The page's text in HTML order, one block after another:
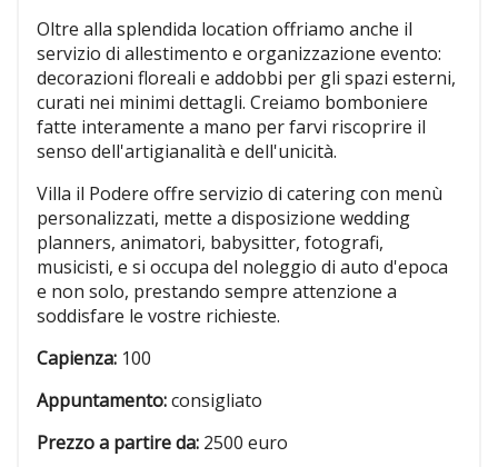
Oltre alla splendida location offriamo anche il
servizio di allestimento e organizzazione evento:
decorazioni floreali e addobbi per gli spazi esterni,
curati nei minimi dettagli. Creiamo bomboniere
fatte interamente a mano per farvi riscoprire il
senso dell'artigianalità e dell'unicità.
Villa il Podere offre servizio di catering con menù
personalizzati, mette a disposizione wedding
planners, animatori, babysitter, fotografi,
musicisti, e si occupa del noleggio di auto d'epoca
e non solo, prestando sempre attenzione a
soddisfare le vostre richieste.
Capienza: 100
Appuntamento:consigliato
Prezzo a partire da:2500 euro